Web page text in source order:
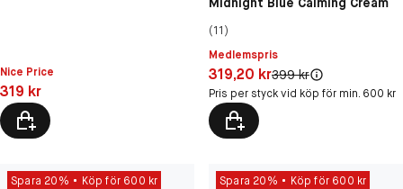
Nice Price
Pris: 319 kr
319 kr
(11)
Medlemspris
Pris: 319,20 kr
319,20 krOriginal pris:
399 kr
Pris per styck vid köp för min. 600 kr
Spara 20% Köp för 600 kr Spara 20% Köp för 600 kr